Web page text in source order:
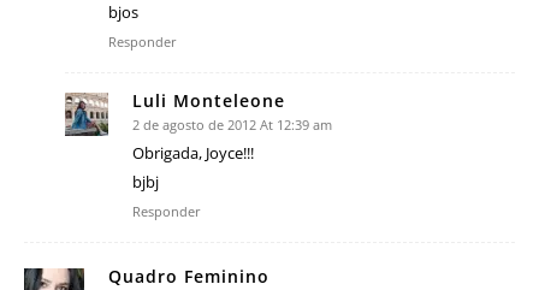
bjos
Responder
Luli Monteleone
2 de agosto de 2012 At 12:39 am
Obrigada, Joyce!!!
bjbj
Responder
Quadro Feminino